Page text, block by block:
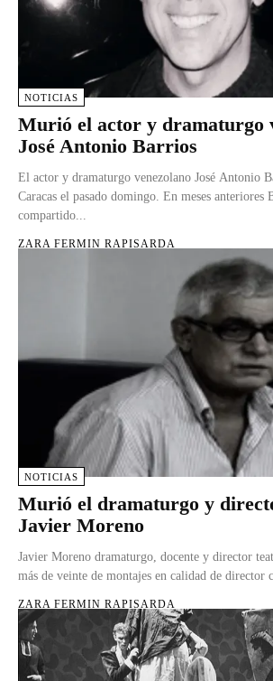
NOTICIAS
Murió el actor y dramaturgo
José Antonio Barrios
El actor y dramaturgo venezolano José Antonio
Caracas el pasado domingo. En meses anteriores
compartido...
ZARA FERMIN RAPISARDA
NOTICIAS
Murió el dramaturgo y
Javier Moreno
Javier Moreno dramaturgo, docente y director
más de veinte de montajes en calidad de director
ZARA FERMIN RAPISARDA